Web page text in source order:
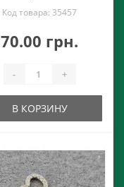
Код товара: 35457
70.00 грн.
- +
В КОРЗИНУ